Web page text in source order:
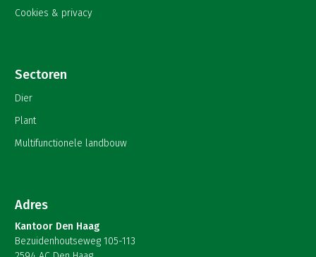
Cookies & privacy
Sectoren
Dier
Plant
Multifunctionele landbouw
Adres
Kantoor Den Haag
Bezuidenhoutseweg 105-113